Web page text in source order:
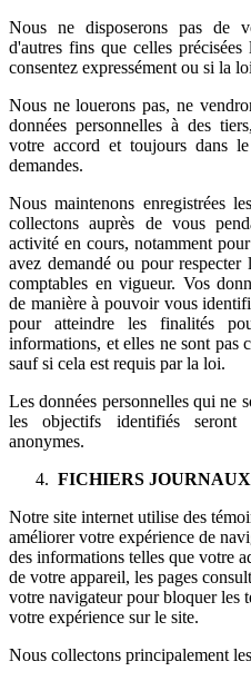
Nous ne disposerons pas de
d'autres fins que celles
consentez expressément ou si la
Nous ne louerons pas, ne
données personnelles à des
votre accord et toujours dans
demandes.
Nous maintenons enregistrées
collectons auprès de vous
activité en cours, notamment
avez demandé ou pour
comptables en vigueur. Vos
de manière à pouvoir vous
pour atteindre les finalités
informations, et elles ne sont pas
sauf si cela est requis par la loi.
Les données personnelles qui ne
les objectifs identifiés seront
anonymes.
FICHIERS
Notre site internet utilise des
améliorer votre expérience de
des informations telles que votre
de votre appareil, les pages
votre navigateur pour bloquer les
votre expérience sur le site.
Nous collectons principalement